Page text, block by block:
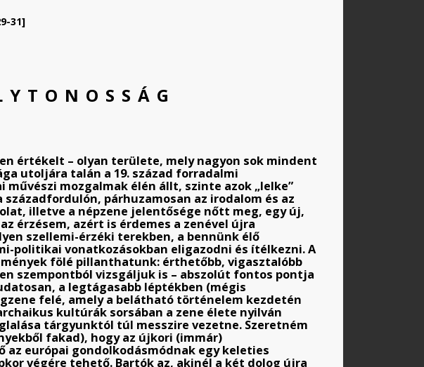
31]
értékelt – olyan területe, mely nagyon sok mindent
utoljára talán a 19. század forradalmi
mozgalmak élén állt, szinte azok „lelke”
párhuzamosan az irodalom és az
illetve a népzene jelentősége nőtt meg, egy új,
érzésem, azért is érdemes a zenével újra
szellemi-érzéki terekben, a bennünk élő
politikai vonatkozásokban eligazodni és ítélkezni. A
fölé pillanthatunk: érthetőbb, vigasztalóbb
szempontból vizsgáljuk is – abszolút fontos pontja
a legtágasabb léptékben (mégis
felé, amely a belátható történelem kezdetén
kultúrák sorsában a zene élete nyilván
tárgyunktól túl messzire vezetne. Szeretném
fakad), hogy az újkori (immár)
európai gondolkodásmódnak egy keleties
végére tehető. Bartók az, akinél a két dolog újra